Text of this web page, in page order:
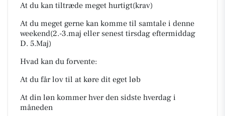
At du kan tiltræde meget hurtigt(krav)
At du meget gerne kan komme til samtale i denne
weekend(2.-3.maj eller senest tirsdag eftermiddag
D. 5.Maj)
Hvad kan du forvente:
At du får lov til at køre dit eget løb
At din løn kommer hver den sidste hverdag i
måneden